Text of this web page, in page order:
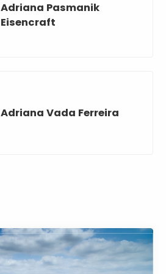
Adriana Pasmanik
Eisencraft
Adriana Vada Ferreira